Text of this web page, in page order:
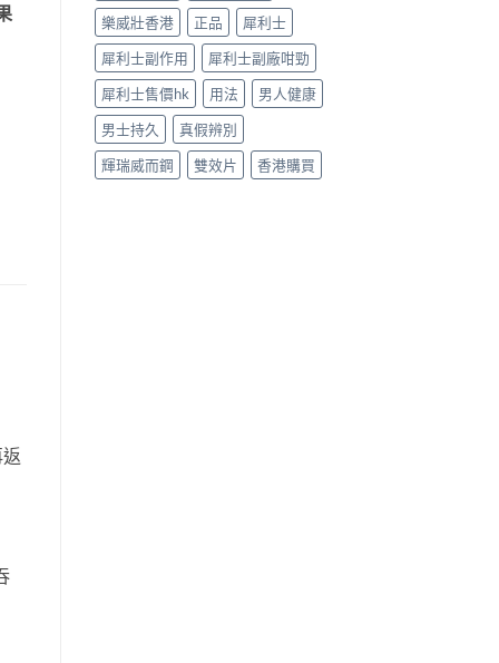
樂威壯香港
正品
犀利士
犀利士副作用
犀利士副廠咁勁
犀利士售價hk
用法
男人健康
男士持久
真假辨別
輝瑞威而鋼
雙效片 香港購買